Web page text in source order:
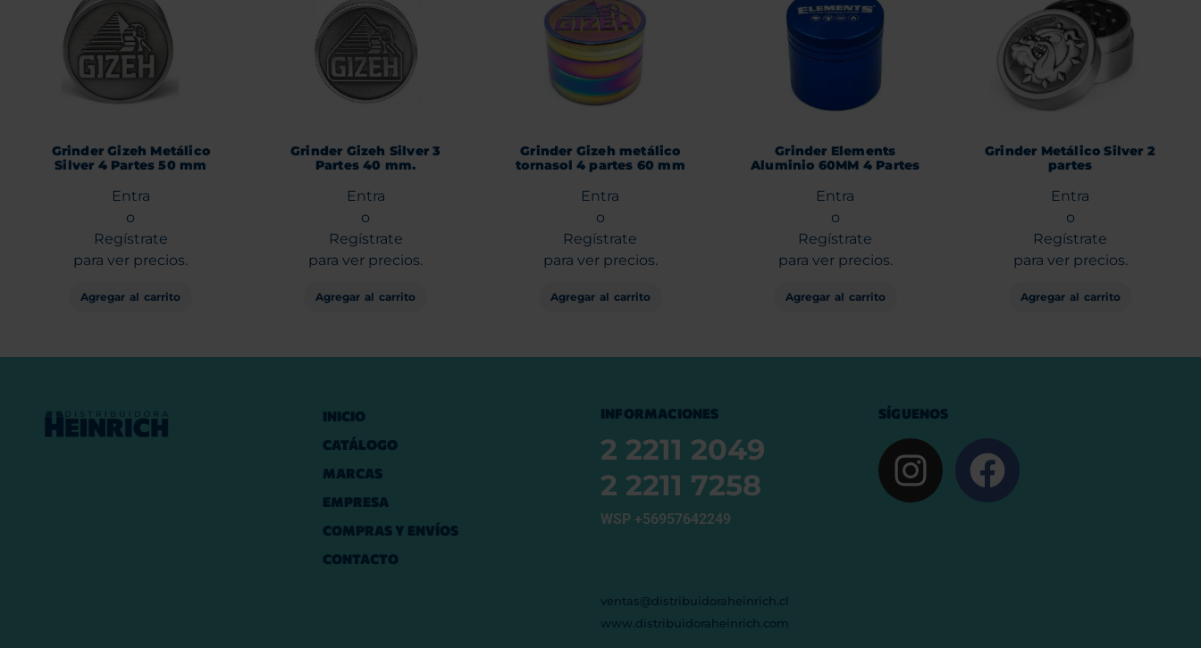
Grinder Gizeh Metálico
Silver 4 Partes 50 mm
Entra
o
Regístrate
para ver precios.
Agregar al carrito
Grinder Gizeh Silver 3
Partes 40 mm.
Entra
o
Regístrate
para ver precios.
Agregar al carrito
Grinder Gizeh metálico
tornasol 4 partes 60 mm
Entra
o
Regístrate
para ver precios.
Agregar al carrito
Grinder Elements
Aluminio 60MM 4 Partes
Entra
o
Regístrate
para ver precios.
Agregar al carrito
Grinder Metálico Silver 2
partes
Entra
o
Regístrate
para ver precios.
Agregar al carrito
INICIO
CATÁLOGO
MARCAS
EMPRESA
COMPRAS Y ENVÍOS
CONTACTO
INFORMACIONES
2 2211 2049
2 2211 7258
WSP +56957642249
ventas@distribuidoraheinrich.cl
www.distribuidoraheinrich.com
SÍGUENOS